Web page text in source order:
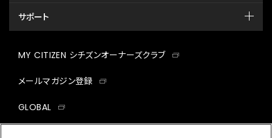
サポート
MY CITIZEN シチズンオーナーズクラブ
メールマガジン登録
GLOBAL